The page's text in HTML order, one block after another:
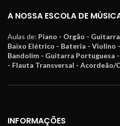
A NOSSA ESCOLA DE
Aulas de: Piano - Orgão -
Baixo Elétrico - Bateria - Violino
Bandolim - Guitarra Portuguesa
- Flauta Transversal - Acordeão/
INFORMAÇÕES